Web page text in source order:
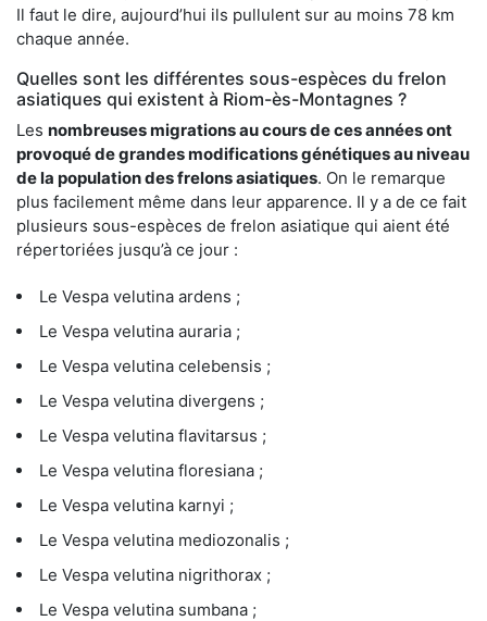
Il faut le dire, aujourd’hui ils pullulent sur au moins 78 km
chaque année.
Quelles sont les différentes sous-espèces du frelon
asiatiques qui existent à Riom-ès-Montagnes ?
Les nombreuses migrations au cours de ces années ont
provoqué de grandes modifications génétiques au niveau
de la population des frelons asiatiques. On le remarque
plus facilement même dans leur apparence. Il y a de ce fait
plusieurs sous-espèces de frelon asiatique qui aient été
répertoriées jusqu’à ce jour :
Le Vespa velutina ardens ;
Le Vespa velutina auraria ;
Le Vespa velutina celebensis ;
Le Vespa velutina divergens ;
Le Vespa velutina flavitarsus ;
Le Vespa velutina floresiana ;
Le Vespa velutina karnyi ;
Le Vespa velutina mediozonalis ;
Le Vespa velutina nigrithorax ;
Le Vespa velutina sumbana ;